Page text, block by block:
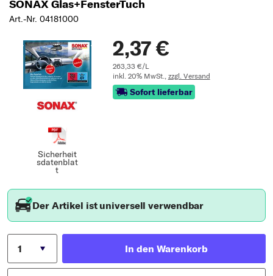
SONAX Glas+FensterTuch
Art.-Nr. 04181000
Sicherheit
sdatenblat
t
2,37 €
263,33 €/L
inkl. 20% MwSt., zzgl. Versand
Sofort lieferbar
Der Artikel ist universell verwendbar
In den Warenkorb